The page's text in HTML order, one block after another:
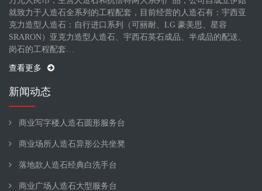
就致力于人造石全系列的工程配套，目前经营的人造石有：宇西亚
克力造型人造石：自行进口系列（可丽耐、LG 豪美思、星容
SRARON）亚克力造型人造石、宇西石英石成品、半成品的配送、
岗石的工程配套…
查看更多
新闻动态
商业写字楼人造石圆形服务台
商业场所人造石异形公共坐凳
落地款人造石经典白洗手台
商业广场人造石大型服务台